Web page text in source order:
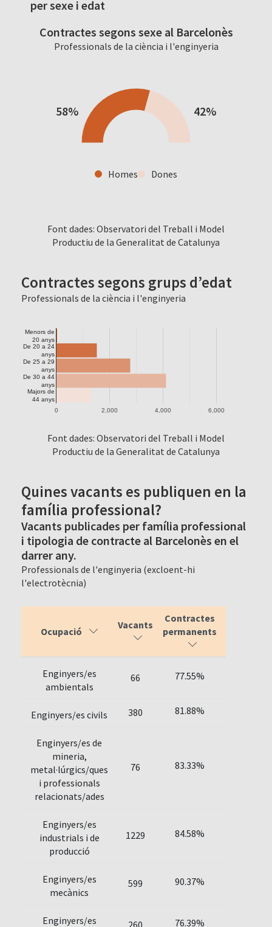
per sexe i edat
Contractes segons sexe al Barcelonès
Professionals de la ciència i l'enginyeria
58% 42%
Homes Dones
Font dades: Observatori del Treball i Model
Productiu de la Generalitat de Catalunya
Contractes segons grups d’edat
Professionals de la ciència i l'enginyeria
0 2,000 4,000 6,000
Menors de
20 anys
De 20 a 24
anys
De 25 a 29
anys
De 30 a 44
anys
Majors de
44 anys
Font dades: Observatori del Treball i Model
Productiu de la Generalitat de Catalunya
Quines vacants es publiquen en la
família professional?
Vacants publicades per família professional
i tipologia de contracte al Barcelonès en el
darrer any.
Professionals de l'enginyeria (excloent-hi
l'electrotècnia)
Ocupació
Vacants
Contractes
permanents
Enginyers/es
ambientals
66 77.55%
Enginyers/es civils 380 81.88%
Enginyers/es de
mineria,
metal·lúrgics/ques
i professionals
relacionats/ades
76 83.33%
Enginyers/es
industrials i de
producció
1229 84.58%
Enginyers/es
mecànics
599 90.37%
Enginyers/es 76.39%